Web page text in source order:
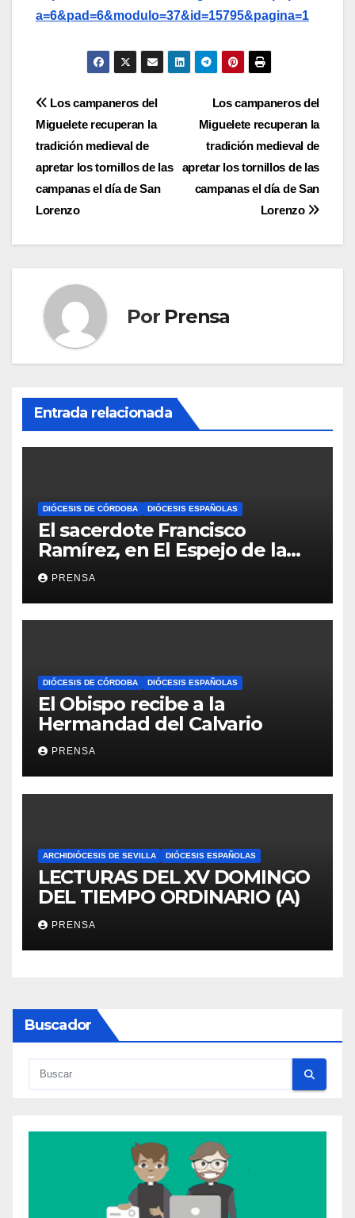
a=6&pad=6&modulo=37&id=15795&pagina=1
Navegación
de
entradas
Los campaneros del
Miguelete recuperan la
tradición medieval de
apretar los tornillos de las
campanas el día de San
Lorenzo
Los campaneros del
Miguelete recuperan la
tradición medieval de
apretar los tornillos de las
campanas el día de San
Lorenzo
Por Prensa
Entrada relacionada
DIÓCESIS DE CÓRDOBA DIÓCESIS ESPAÑOLAS
El sacerdote Francisco
Ramírez, en El Espejo de la
Iglesia
PRENSA
DIÓCESIS DE CÓRDOBA DIÓCESIS ESPAÑOLAS
El Obispo recibe a la
Hermandad del Calvario
PRENSA
ARCHIDIÓCESIS DE SEVILLA DIÓCESIS ESPAÑOLAS
LECTURAS DEL XV DOMINGO
DEL TIEMPO ORDINARIO (A)
PRENSA
Buscador